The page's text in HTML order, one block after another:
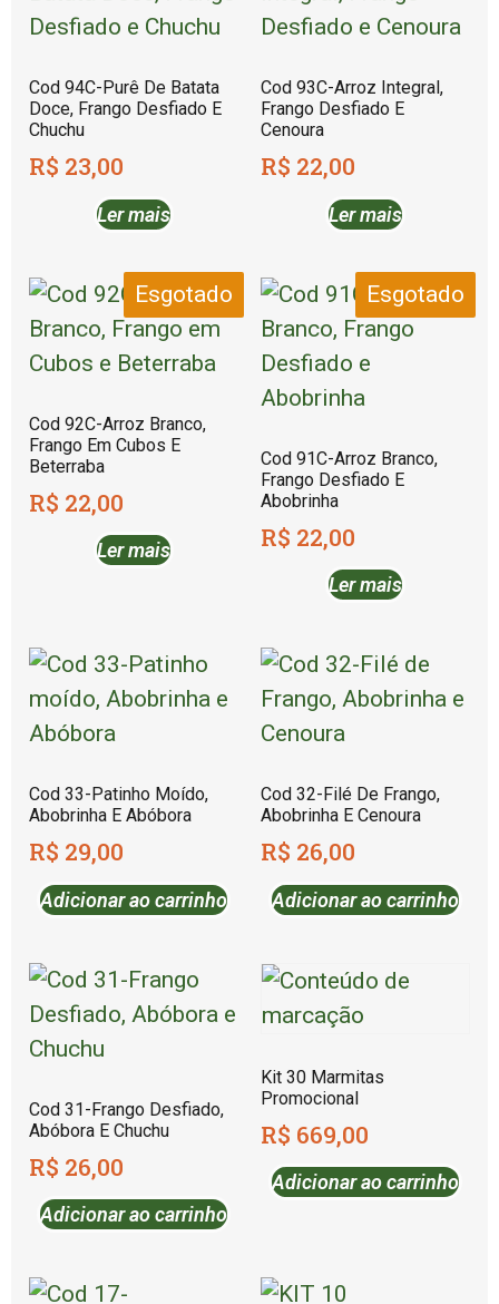
Cod 94C-Purê De Batata
Doce, Frango Desfiado E
Chuchu
R$ 23,00
Ler mais
Cod 93C-Arroz Integral,
Frango Desfiado E
Cenoura
R$ 22,00
Ler mais
Esgotado
Cod 92C-Arroz Branco,
Frango Em Cubos E
Beterraba
R$ 22,00
Ler mais
Esgotado
Cod 91C-Arroz Branco,
Frango Desfiado E
Abobrinha
R$ 22,00
Ler mais
Cod 33-Patinho Moído,
Abobrinha E Abóbora
R$ 29,00
Adicionar ao carrinho
Cod 32-Filé De Frango,
Abobrinha E Cenoura
R$ 26,00
Adicionar ao carrinho
Cod 31-Frango Desfiado,
Abóbora E Chuchu
R$ 26,00
Adicionar ao carrinho
Kit 30 Marmitas
Promocional
R$ 669,00
Adicionar ao carrinho